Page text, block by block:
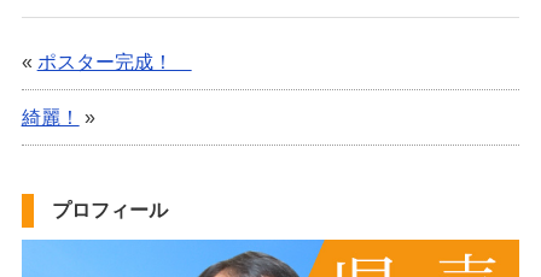
« ポスター完成！
綺麗！ »
プロフィール